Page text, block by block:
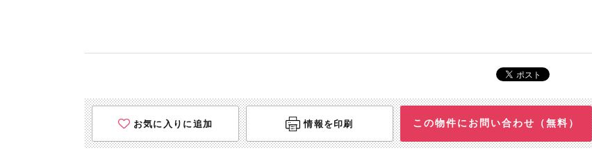
お気に入りに追加 情報を印刷 この物件にお問い合わせ（無料）